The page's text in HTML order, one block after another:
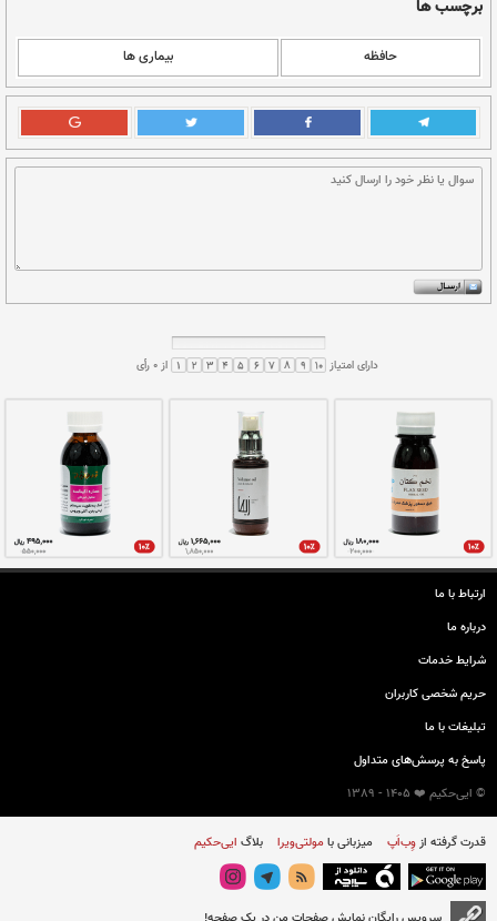
بدن باشد سنگینی در وسط سر حس می‌شود که با
را باید شروع کرد تا تعادل بدن برقرار شده تا
مرخی "شل کننده" را بر وسط سر ضماد کردن
آمله مقشر و 2 گرم زعفران نرم ساییده در 250 گرم عسل، روزی سه قاشق
بیماری ها
ارتباط با ما
درباره ما
شرایط خدمات
حريم شخصی كاربران
تبليغات با ما
پاسخ به پرسش‌های متداول
© ایی‌حکیم ❤️ 1405 - 1389
قدرت گرفته ازوِب‌اَپ میزبانی بامولتی‌ویرا بلاگ ایی‌حکیم